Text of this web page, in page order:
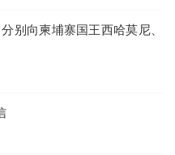
别向柬埔寨国王西哈莫尼、